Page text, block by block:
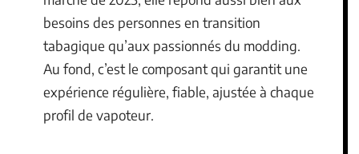
besoins des personnes en transition
tabagique qu’aux passionnés du modding.
Au fond, c’est le composant qui garantit une
expérience régulière, fiable, ajustée à chaque
profil de vapoteur.